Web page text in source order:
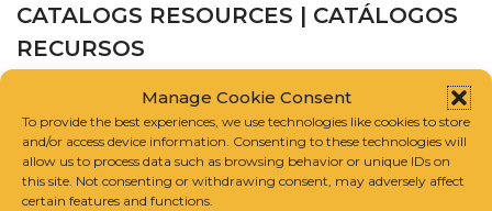
Manage Cookie Consent
To provide the best experiences, we use technologies like cookies to store
and/or access device information. Consenting to these technologies will
allow us to process data such as browsing behavior or unique IDs on
this site. Not consenting or withdrawing consent, may adversely affect
certain features and functions.
CATALOGS RESOURCES | CATÁLOGOS
RECURSOS
CATALOGUE RAISONNÉ SCHOLARS ASSOCIATION
INTERNATIONAL FOUNDATION FOR ART RESEARCH